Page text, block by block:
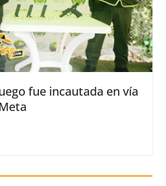
fue incautada en vía